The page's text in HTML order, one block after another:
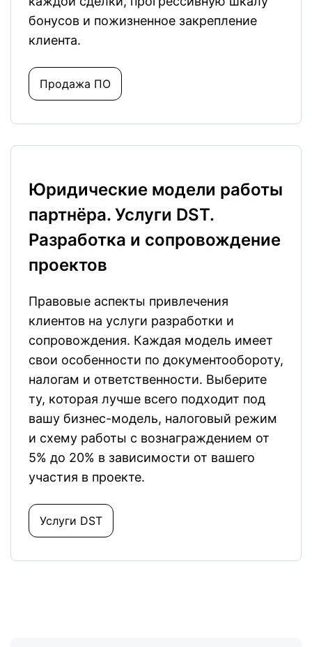
бонусов и пожизненное закрепление
клиента.
Продажа ПО
Юридические модели работы
партнёра. Услуги DST.
Разработка и сопровождение
проектов
Правовые аспекты привлечения
клиентов на услуги разработки и
сопровождения. Каждая модель имеет
свои особенности по документообороту,
налогам и ответственности. Выберите
ту, которая лучше всего подходит под
вашу бизнес-модель, налоговый режим
и схему работы с вознаграждением от
5% до 20% в зависимости от вашего
участия в проекте.
Услуги DST